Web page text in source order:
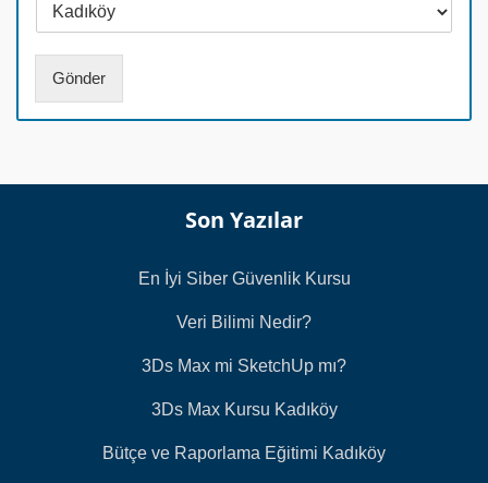
Gönder
Son Yazılar
En İyi Siber Güvenlik Kursu
Veri Bilimi Nedir?
3Ds Max mi SketchUp mı?
3Ds Max Kursu Kadıköy
Bütçe ve Raporlama Eğitimi Kadıköy